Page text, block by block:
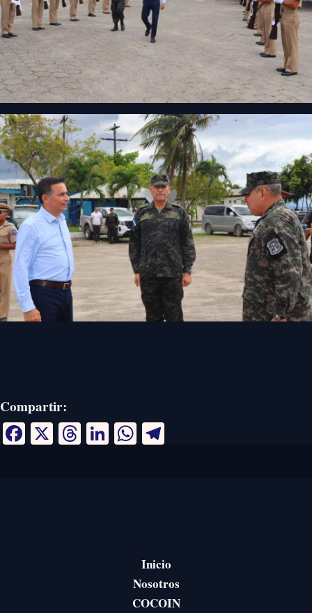
Compartir:
Facebook
X Threads
LinkedIn
WhatsApp
Inicio
Nosotros
COCOIN